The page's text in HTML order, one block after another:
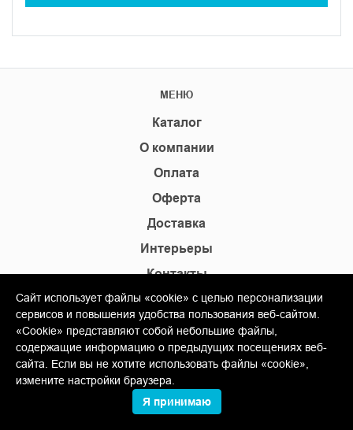
МЕНЮ
Каталог
О компании
Оплата
Оферта
Доставка
Интерьеры
Контакты
Карта сайта
Новости
Магазины
+7(495) 445-42-80
+7(905) 555-02-09
Сайт использует файлы «cookie» с целью персонализации
сервисов и повышения удобства пользования веб-сайтом.
«Cookie» представляют собой небольшие файлы,
содержащие информацию о предыдущих посещениях веб-
сайта. Если вы не хотите использовать файлы «cookie»,
измените настройки браузера.
Я принимаю